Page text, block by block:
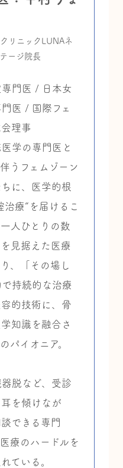
リニックLUNAネ
ージ院長
専門医 / 日本女
医 / 国際フェ
理事
学の専門医と
うフェムゾーン
に、医学的根
治療”を届けるこ
人ひとりの数
見据えた医療
、「その場し
持続的な治療
的技術に、骨
知識を融合さ
パイオニア。
脱など、受診
を傾けなが
できる専門
療のハードルを
ている。